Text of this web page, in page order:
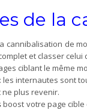
de la
cannibalisation de
et classer celui
ciblant le même
: les internautes sont
plus revenir.
boost votre page cible